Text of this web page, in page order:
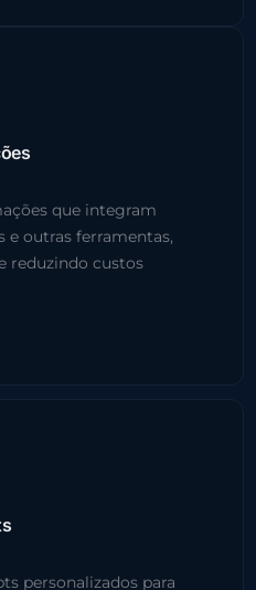
que integram
e outras ferramentas,
reduzindo custos
personalizados para